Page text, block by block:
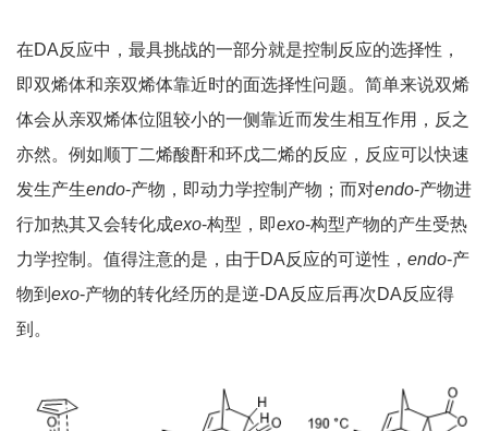
在DA反应中，最具挑战的一部分就是控制反应的选择性，
即双烯体和亲双烯体靠近时的面选择性问题。简单来说双烯
体会从亲双烯体位阻较小的一侧靠近而发生相互作用，反之
亦然。例如顺丁二烯酸酐和环戊二烯的反应，反应可以快速
发生产生endo-产物，即动力学控制产物；而对endo-产物进
行加热其又会转化成exo-构型，即exo-构型产物的产生受热
力学控制。值得注意的是，由于DA反应的可逆性， endo-产
物到 exo-产物的转化经历的是逆-DA反应后再次DA反应得
到。